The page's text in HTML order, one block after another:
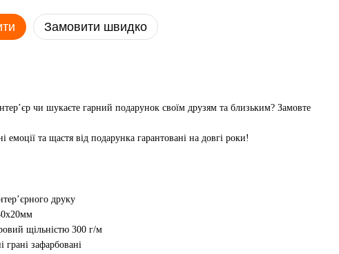
Замовити швидко
чи шукаєте гарний подарунок своїм друзям та близьким? Замовте
емоції та щастя від подарунка гарантовані на довгі роки!
друку
щільністю 300 г/м
грані зафарбовані